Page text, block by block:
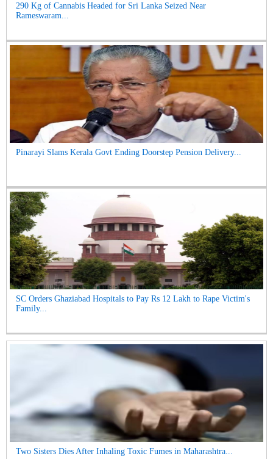
290 Kg of Cannabis Headed for Sri Lanka Seized Near
Rameswaram...
Pinarayi Slams Kerala Govt Ending Doorstep Pension Delivery...
SC Orders Ghaziabad Hospitals to Pay Rs 12 Lakh to Rape Victim's
Family...
Two Sisters Dies After Inhaling Toxic Fumes in Maharashtra...